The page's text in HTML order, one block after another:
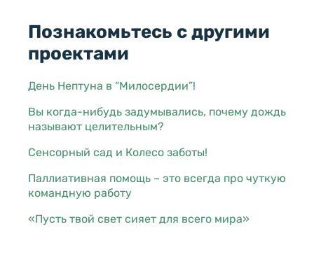
Познакомьтесь с другими
проектами
День Нептуна в “Милосердии”!
Вы когда-нибудь задумывались, почему дождь
называют целительным?
Сенсорный сад и Колесо заботы!
Паллиативная помощь – это всегда про чуткую
командную работу
«Пусть твой свет сияет для всего мира»